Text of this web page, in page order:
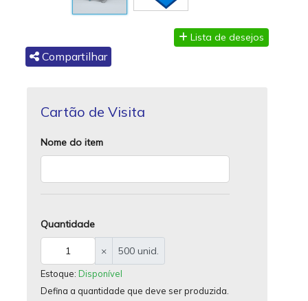
Lista de desejos
Compartilhar
Cartão de Visita
Nome do item
Quantidade
× 500 unid.
Estoque: Disponível
Defina a quantidade que deve ser produzida.